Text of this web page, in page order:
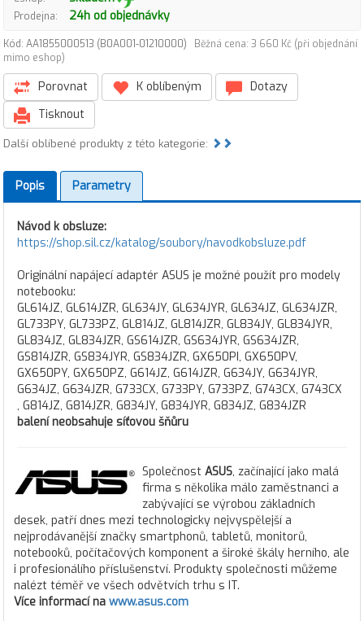
Prodejna: 24h od objednávky
Kód: AA1855000513 (B0A001-01210000)
Běžná cena: 3 660 Kč (při objednání
mimo eshop)
Porovnat K oblíbeným
Dotazy
Tisknout
Další oblíbené produkty z této kategorie:
Popis Parametry
Návod k obsluze:
https://shop.sil.cz/katalog/soubory/navodkobsluze.pdf
Originální napájecí adaptér ASUS je možné použít pro modely
notebooku:
GL614JZ, GL614JZR, GL634JY, GL634JYR, GL634JZ, GL634JZR,
GL733PY, GL733PZ, GL814JZ, GL814JZR, GL834JY, GL834JYR,
GL834JZ, GL834JZR, GS614JZR, GS634JYR, GS634JZR,
GS814JZR, GS834JYR, GS834JZR, GX650PI, GX650PV,
GX650PY, GX650PZ, G614JZ, G614JZR, G634JY, G634JYR,
G634JZ, G634JZR, G733CX, G733PY, G733PZ, G743CX, G743CX
, G814JZ, G814JZR, G834JY, G834JYR, G834JZ, G834JZR
balení neobsahuje síťovou šňůru
Společnost ASUS, začínající jako malá
firma s několika málo zaměstnanci a
zabývající se výrobou základních
desek, patří dnes mezi technologicky nejvyspělejší a
nejprodávanější značky smartphonů, tabletů, monitorů,
notebooků, počítačových komponent a široké škály herního, ale
i profesionálího příslušenství. Produkty společnosti můžeme
nalézt téměř ve všech odvětvích trhu s IT.
Více informací na www.asus.com